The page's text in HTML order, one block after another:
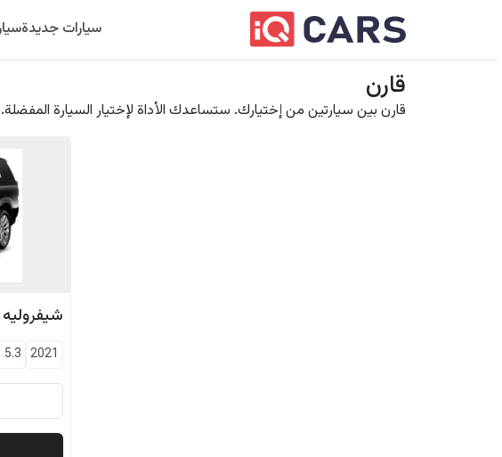
سيارات جديدة
قارن
قارن بين سيارتين من إختيارك. ستساعدك الأداة لإختيار السيارة
شيفروليه
2021
5.3